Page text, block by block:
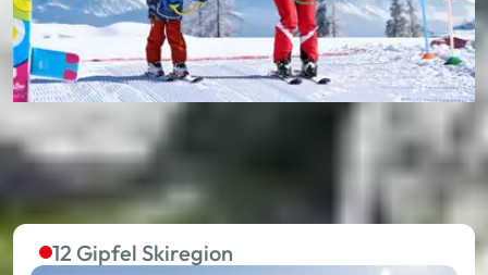
12 Gipfel Skiregion